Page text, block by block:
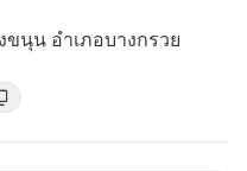
นุน อำเภอบางกรวย